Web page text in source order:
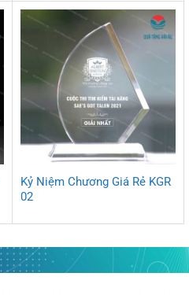
Kỷ Niệm Chương Giá Rẻ KGR
02